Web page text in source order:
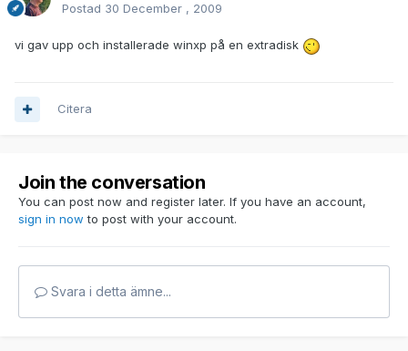
Postad 30 December , 2009
vi gav upp och installerade winxp på en extradisk
Citera
Join the conversation
You can post now and register later. If you have an account,
sign in now to post with your account.
Svara i detta ämne...